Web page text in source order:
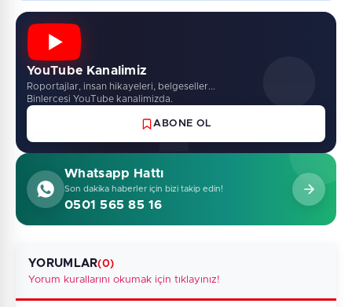
YouTube Kanalimiz
Roportajlar, insan hikayeleri, belgeseller...
Binlercesi YouTube kanalimizda.
ABONE OL
Whatsapp Hattı
Son dakika haberler için bizi takip edin!
0501 565 85 16
YORUMLAR(0)
Yorum kurallarını okumak için tıklayınız!